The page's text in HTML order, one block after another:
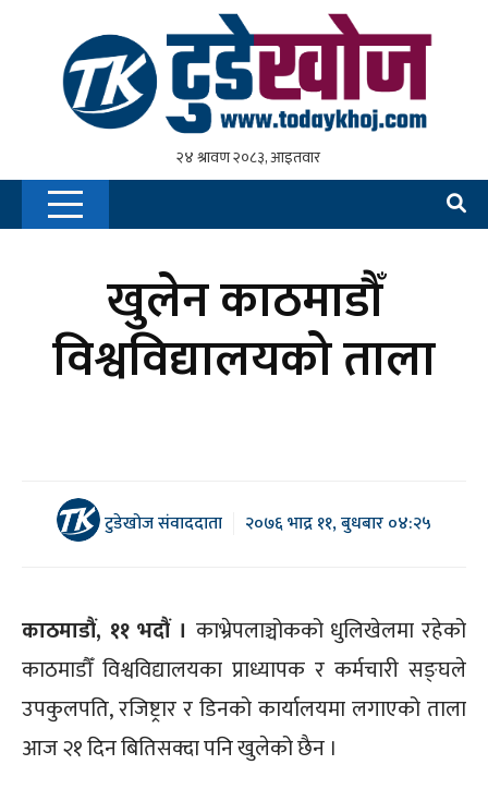
खुलेन काठमाडौँ
विश्वविद्यालयको ताला
टुडेखोज संवाददाता २०७६ भाद्र ११, बुधबार ०४:२५
काठमाडौं, ११ भदौं । काभ्रेपलाञ्चोकको धुलिखेलमा रहेको
काठमाडौँ विश्वविद्यालयका प्राध्यापक र कर्मचारी सङ्घले
उपकुलपति, रजिष्ट्रार र डिनको कार्यालयमा लगाएको ताला
आज २१ दिन बितिसक्दा पनि खुलेको छैन ।